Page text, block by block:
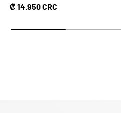
Precio normal
₡ 14.950 CRC